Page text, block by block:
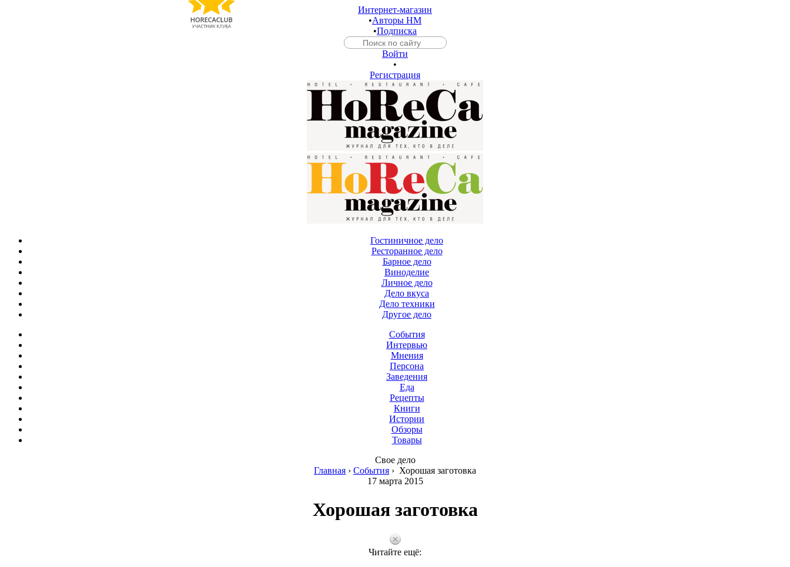
Интернет-магазин
•Авторы HM
•Подписка
Войти
•
Регистрация
Гостиничное дело
Ресторанное дело
Барное дело
Виноделие
Личное дело
Дело вкуса
Дело техники
Другое дело
События
Интервью
Мнения
Персона
Заведения
Еда
Рецепты
Книги
Истории
Обзоры
Товары
Свое дело
Главная › События › Хорошая заготовка
17 марта 2015
Хорошая заготовка
Читайте ещё: